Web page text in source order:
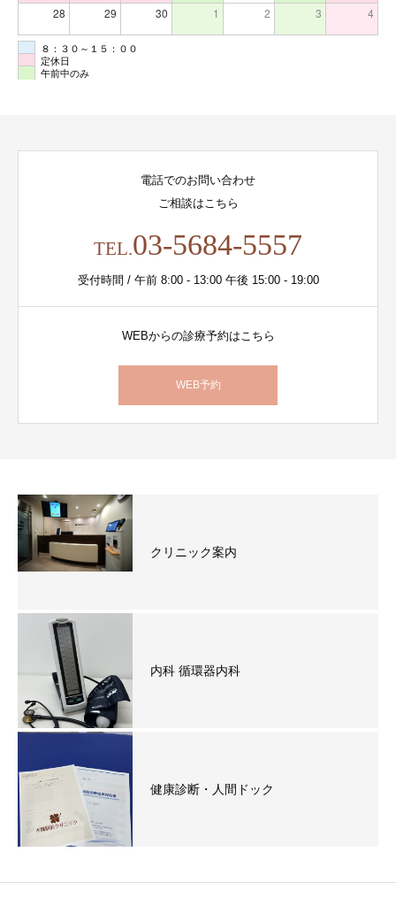
28 29 30 1 2 3 4
８：３０～１５：００
定休日
午前中のみ
電話でのお問い合わせ
ご相談はこちら
TEL.03-5684-5557
受付時間 / 午前 8:00 - 13:00 午後 15:00 - 19:00
WEBからの診療予約はこちら
WEB予約
クリニック案内
内科 循環器内科
健康診断・人間ドック